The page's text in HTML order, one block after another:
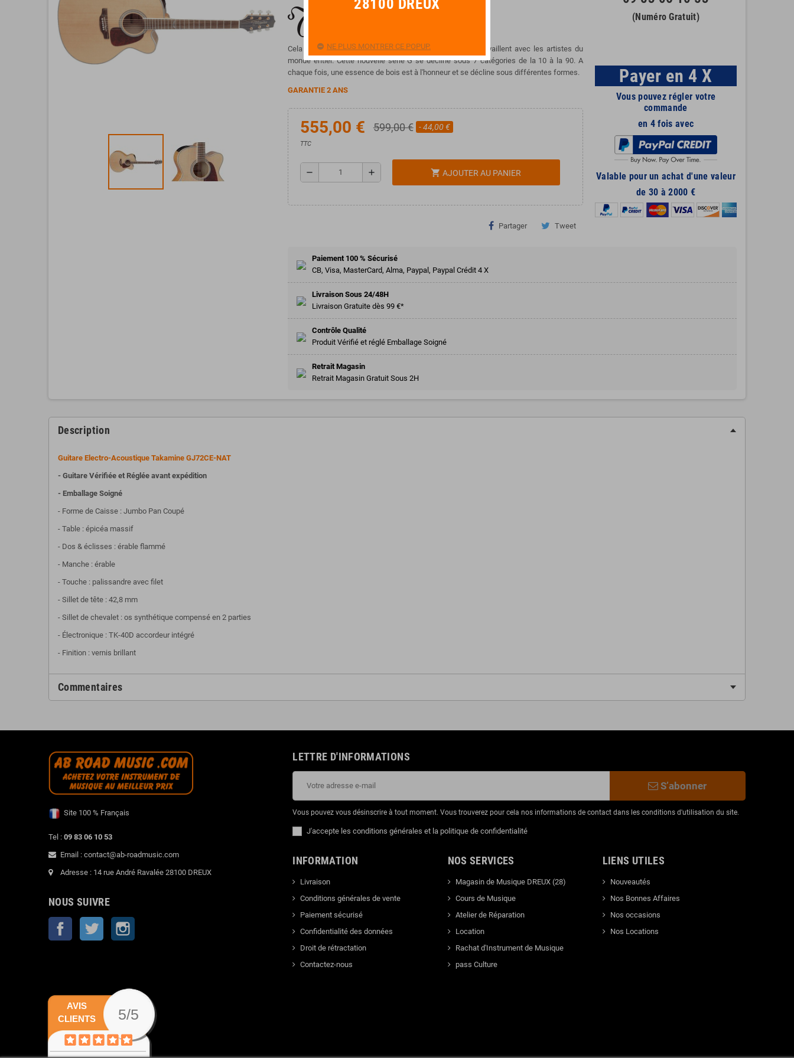
Cela fait plus de 50 ans que les luthiers de Takamine, travaillent avec les artistes du
monde entier.Cette nouvelle série G se décline sous 7 catégories de la 10 à la 90. A
chaque fois, une essence de bois est à l'honneur et se décline sous différentes formes.
GARANTIE 2 ANS
555,00 € 599,00 € - 44,00 €
TTC
remove add shopping_cart AJOUTER AU PANIER
Partager Tweet
(Numéro Gratuit)
Payer en 4 X
Vous pouvez régler votre
commande
en 4 fois avec
Valable pour un achat d'une valeur
de 30 à 2000 €
Paiement 100 % Sécurisé
CB, Visa, MasterCard, Alma, Paypal, Paypal Crédit 4 X
Livraison Sous 24/48H
Livraison Gratuite dès 99 €*
Contrôle Qualité
Produit Vérifié et réglé Emballage Soigné
Retrait Magasin
Retrait Magasin Gratuit Sous 2H
Description
Guitare Electro-Acoustique Takamine GJ72CE-NAT
- Guitare Vérifiée et Réglée avant expédition
- Emballage Soigné
- Forme de Caisse : Jumbo Pan Coupé
- Table : épicéa massif
- Dos & éclisses : érable flammé
- Manche : érable
- Touche : palissandre avec filet
- Sillet de tête : 42,8 mm
- Sillet de chevalet : os synthétique compensé en 2 parties
- Électronique : TK-40D accordeur intégré
- Finition : vernis brillant
Commentaires
Site 100 % Français
Tel : 09 83 06 10 53
Email : contact@ab-roadmusic.com
Adresse : 14 rue André Ravalée 28100 DREUX
NOUS SUIVRE
Facebook Twitter
LETTRE D'INFORMATIONS
S’abonner
Vous pouvez vous désinscrire à tout moment. Vous trouverez pour cela nos informations de contact dans les conditions d'utilisation du site.
J'accepte les conditions générales et la politique de confidentialité
INFORMATION
Livraison
Conditions générales de vente
Paiement sécurisé
Confidentialité des données
Droit de rétractation
Contactez-nous
NOS SERVICES
Magasin de Musique DREUX (28)
Cours de Musique
Atelier de Réparation
Location
Rachat d'Instrument de Musique
pass Culture
LIENS UTILES
Nouveautés
Nos Bonnes Affaires
Nos occasions
Nos Locations
AVIS
CLIENTS
5/5
28100 DREUX
NE PLUS MONTRER CE POPUP.